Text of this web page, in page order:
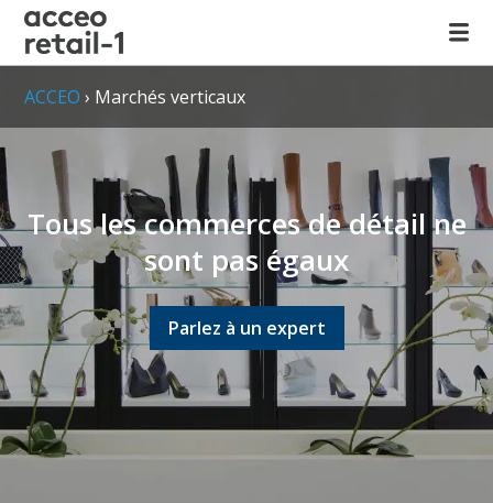
ACCEO › Marchés verticaux
Tous les commerces de détail ne
sont pas égaux
Parlez à un expert